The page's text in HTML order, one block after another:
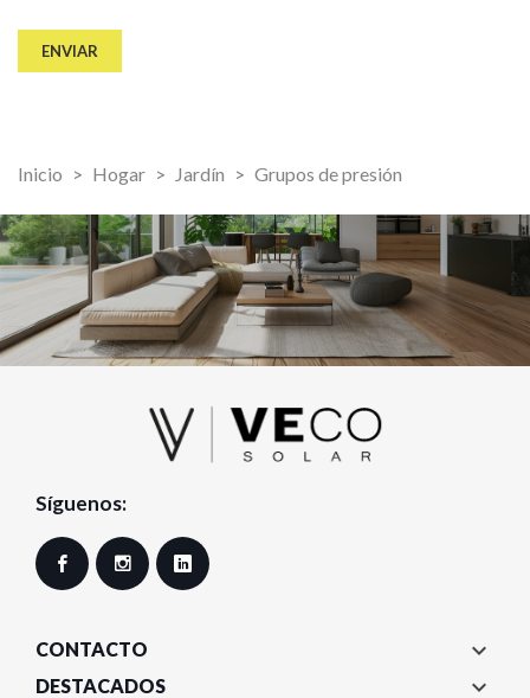
Inicio Hogar Jardín Grupos de presión
Síguenos:
Facebook Instagram
CONTACTO 
DESTACADOS 